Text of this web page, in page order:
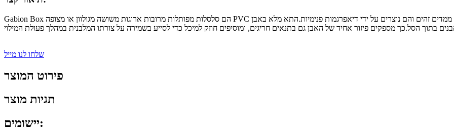
Gabion Box הם סלסלות מפותלות מרובות ארוגות משושה מגולוון או מצופה PVC משולבות רשת תיל פלדה עם צורת קופסה מלבנית.התאים הם בעלי ממדים זהים והם נוצרים על ידי דיאפרגמות פנימיות.התא מלא באבן
שלחו לנו מייל
פירוט המוצר
תגיות מוצר
יישומים: